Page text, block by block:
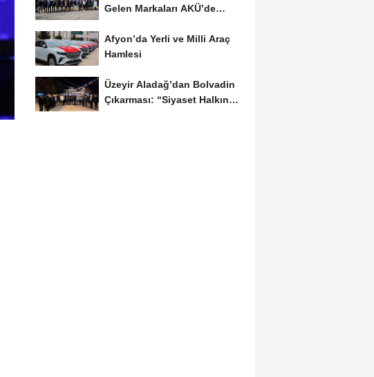
Gelen Markaları AKÜ’de
Afyon’da Yerli ve Milli Araç
Hamlesi
Üzeyir Aladağ’dan Bolvadin
Çıkarması: “Siyaset Halkın